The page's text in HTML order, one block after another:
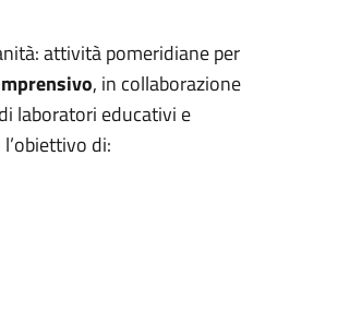
attività pomeridiane per
, in collaborazione
laboratori educativi e
di: